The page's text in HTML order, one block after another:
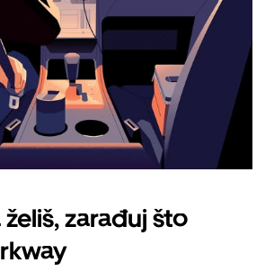
zarađuj što